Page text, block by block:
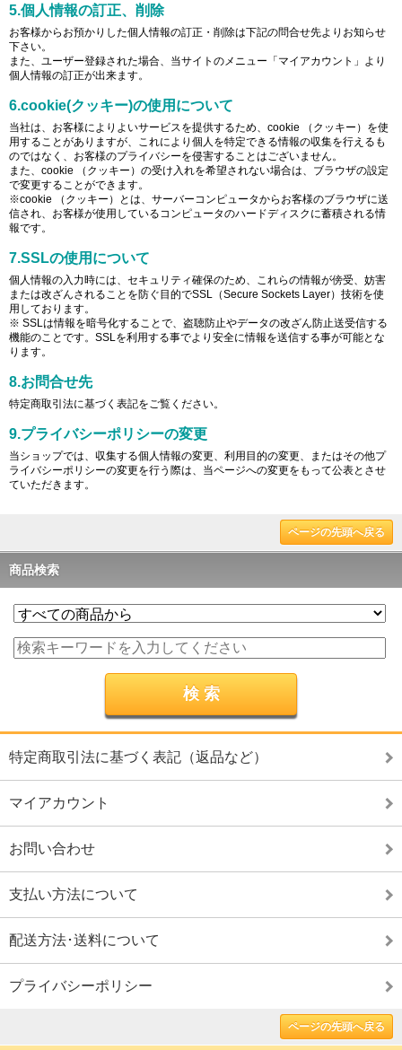
5.個人情報の訂正、削除
お客様からお預かりした個人情報の訂正・削除は下記の問合せ先よりお知らせ
下さい。
また、ユーザー登録された場合、当サイトのメニュー「マイアカウント」より
個人情報の訂正が出来ます。
6.cookie(クッキー)の使用について
当社は、お客様によりよいサービスを提供するため、cookie （クッキー）を使
用することがありますが、これにより個人を特定できる情報の収集を行えるも
のではなく、お客様のプライバシーを侵害することはございません。
また、cookie （クッキー）の受け入れを希望されない場合は、ブラウザの設定
で変更することができます。
※cookie （クッキー）とは、サーバーコンピュータからお客様のブラウザに送
信され、お客様が使用しているコンピュータのハードディスクに蓄積される情
報です。
7.SSLの使用について
個人情報の入力時には、セキュリティ確保のため、これらの情報が傍受、妨害
または改ざんされることを防ぐ目的でSSL（Secure Sockets Layer）技術を使
用しております。
※ SSLは情報を暗号化することで、盗聴防止やデータの改ざん防止送受信する
機能のことです。SSLを利用する事でより安全に情報を送信する事が可能とな
ります。
8.お問合せ先
特定商取引法に基づく表記をご覧ください。
9.プライバシーポリシーの変更
当ショップでは、収集する個人情報の変更、利用目的の変更、またはその他プ
ライバシーポリシーの変更を行う際は、当ページへの変更をもって公表とさせ
ていただきます。
ページの先頭へ戻る
商品検索
特定商取引法に基づく表記（返品など）
マイアカウント
お問い合わせ
支払い方法について
配送方法･送料について
プライバシーポリシー
ページの先頭へ戻る